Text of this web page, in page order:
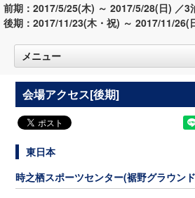
前期：2017/5/25(木) ～ 2017/5/28(日) ／3
後期：2017/11/23(木・祝) ～ 2017/11/26(
メニュー
会場アクセス[後期]
東日本
時之栖スポーツセンター(裾野グラウン